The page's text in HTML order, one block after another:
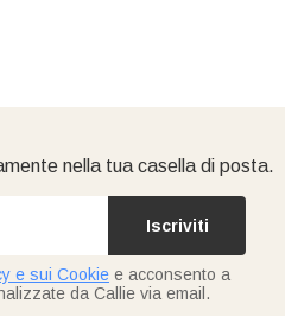
nella tua casella di posta.
Iscriviti
e sui Cookie e acconsento a
da Callie via email.